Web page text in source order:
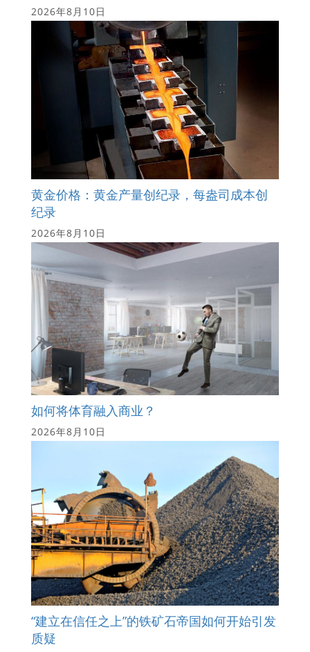
2026年8月10日
黄金价格：黄金产量创纪录，每盎司成本创
纪录
2026年8月10日
如何将体育融入商业？
2026年8月10日
“建立在信任之上”的铁矿石帝国如何开始引发
质疑